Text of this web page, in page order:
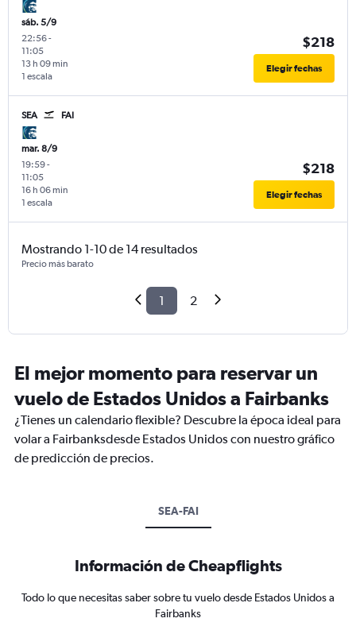
sáb. 5/9
22:56-
11:05
1 escala
13 h 09 min
$218
Elegir fechas
SEA FAI
mar. 8/9
19:59-
11:05
1 escala
16 h 06 min
$218
Elegir fechas
Mostrando 1-10 de 14 resultados
Precio más barato
1 2
El mejor momento para reservar un
vuelo de Estados Unidos a Fairbanks
¿Tienes un calendario flexible? Descubre la época ideal para
volar a Fairbanksdesde Estados Unidos con nuestro gráfico
de predicción de precios.
SEA-FAI
Información de Cheapflights
Todo lo que necesitas saber sobre tu vuelo desde Estados Unidos a
Fairbanks